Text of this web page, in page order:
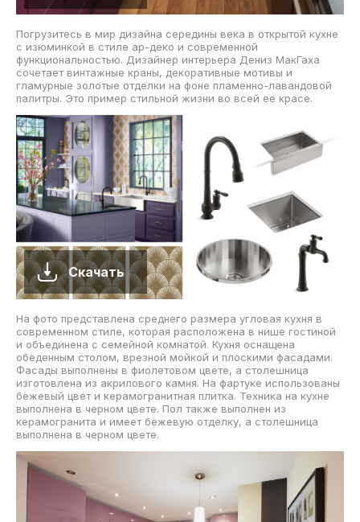
Погрузитесь в мир дизайна середины века в открытой кухне
с изюминкой в стиле ар-деко и современной
функциональностью. Дизайнер интерьера Дениз МакГаха
сочетает винтажные краны, декоративные мотивы и
гламурные золотые отделки на фоне пламенно-лавандовой
палитры. Это пример стильной жизни во всей ее красе.
Скачать
На фото представлена среднего размера угловая кухня в
современном стиле, которая расположена в нише гостиной
и объединена с семейной комнатой. Кухня оснащена
обеденным столом, врезной мойкой и плоскими фасадами.
Фасады выполнены в фиолетовом цвете, а столешница
изготовлена из акрилового камня. На фартуке использованы
бежевый цвет и керамогранитная плитка. Техника на кухне
выполнена в черном цвете. Пол также выполнен из
керамогранита и имеет бежевую отделку, а столешница
выполнена в черном цвете.